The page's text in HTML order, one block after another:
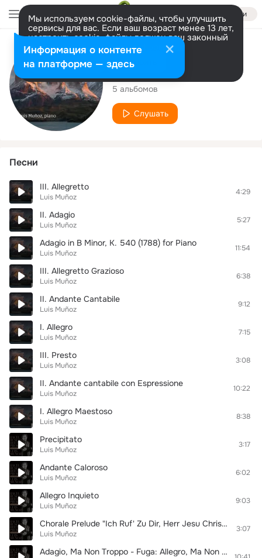
Войти
Мы используем cookie-файлы, чтобы улучшить
сервисы для вас. Если ваш возраст менее 13 лет,
настроить cookie-файлы должен ваш законный
представитель. Больше информации
Разрешить все Настроить
Исполнитель
Luis Muñoz
5 альбомов
Слушать
Песни
III. Allegretto
Luis Muñoz
4:29
II. Adagio
Luis Muñoz
5:27
Adagio in B Minor, K. 540 (1788) for Piano
Luis Muñoz
11:54
III. Allegretto Grazioso
Luis Muñoz
6:38
II. Andante Cantabile
Luis Muñoz
9:12
I. Allegro
Luis Muñoz
7:15
III. Presto
Luis Muñoz
3:08
II. Andante cantabile con Espressione
Luis Muñoz
10:22
I. Allegro Maestoso
Luis Muñoz
8:38
Precipitato
Luis Muñoz
3:17
Andante Caloroso
Luis Muñoz
6:02
Allegro Inquieto
Luis Muñoz
9:03
Chorale Prelude "Ich Ruf' Zu Dir, Herr Jesu Christ", BWV 639
Luis Muñoz
3:07
Adagio, Ma Non Troppo - Fuga: Allegro, Ma Non Troppo
Информация о контенте
на платформе — здесь